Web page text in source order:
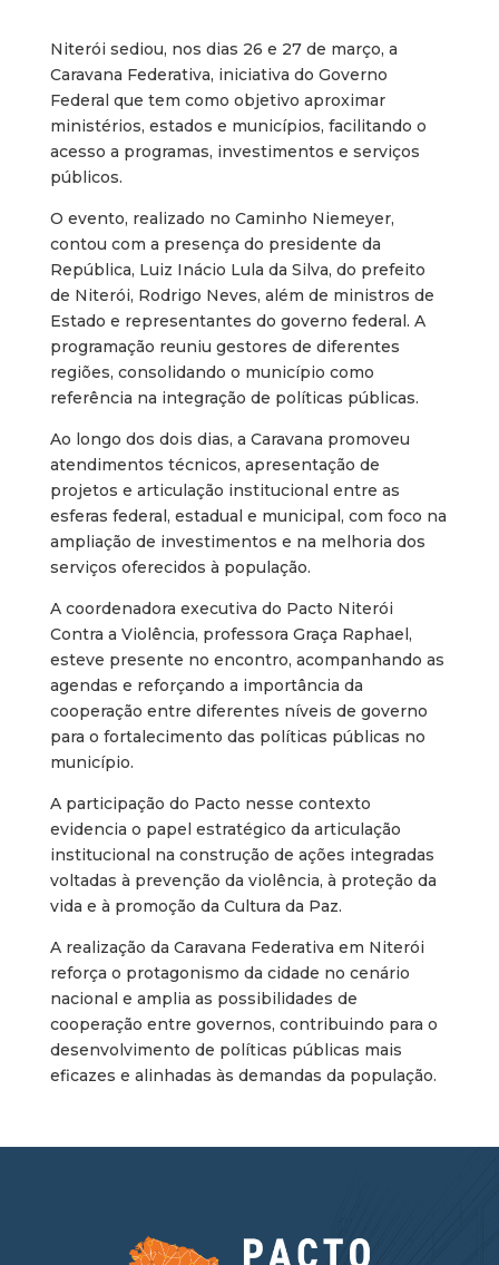
Niterói sediou, nos dias 26 e 27 de março, a
Caravana Federativa, iniciativa do Governo
Federal que tem como objetivo aproximar
ministérios, estados e municípios, facilitando o
acesso a programas, investimentos e serviços
públicos.
O evento, realizado no Caminho Niemeyer,
contou com a presença do presidente da
República, Luiz Inácio Lula da Silva, do prefeito
de Niterói, Rodrigo Neves, além de ministros de
Estado e representantes do governo federal. A
programação reuniu gestores de diferentes
regiões, consolidando o município como
referência na integração de políticas públicas.
Ao longo dos dois dias, a Caravana promoveu
atendimentos técnicos, apresentação de
projetos e articulação institucional entre as
esferas federal, estadual e municipal, com foco na
ampliação de investimentos e na melhoria dos
serviços oferecidos à população.
A coordenadora executiva do Pacto Niterói
Contra a Violência, professora Graça Raphael,
esteve presente no encontro, acompanhando as
agendas e reforçando a importância da
cooperação entre diferentes níveis de governo
para o fortalecimento das políticas públicas no
município.
A participação do Pacto nesse contexto
evidencia o papel estratégico da articulação
institucional na construção de ações integradas
voltadas à prevenção da violência, à proteção da
vida e à promoção da Cultura da Paz.
A realização da Caravana Federativa em Niterói
reforça o protagonismo da cidade no cenário
nacional e amplia as possibilidades de
cooperação entre governos, contribuindo para o
desenvolvimento de políticas públicas mais
eficazes e alinhadas às demandas da população.